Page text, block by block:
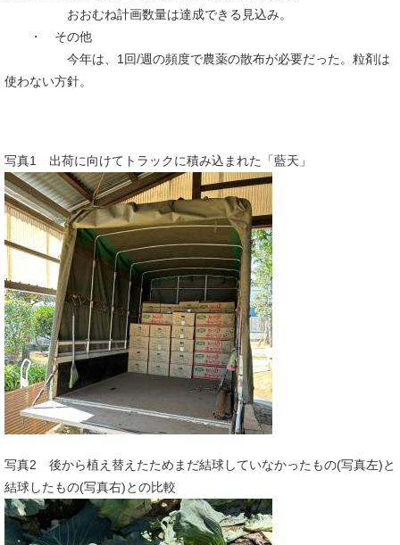
おおむね計画数量は達成できる見込み。
・ その他
今年は、1回/週の頻度で農薬の散布が必要だった。粒剤は
使わない方針。
写真1 出荷に向けてトラックに積み込まれた「藍天」
写真2 後から植え替えたためまだ結球していなかったもの(写真左)と
結球したもの(写真右)との比較